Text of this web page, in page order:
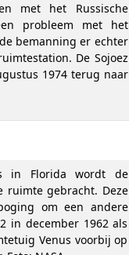
met het Russische
probleem met het
bemanning er echter
De Sojoez
1974 terug naar
in Florida wordt de
ruimte gebracht. Deze
om een andere
in december 1962 als
Venus voorbij op